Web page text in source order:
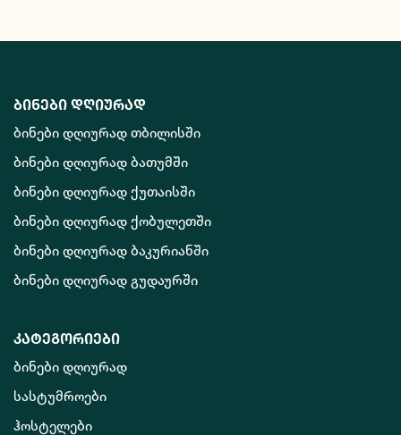
ბინები დღიურად
ბინები დღიურად თბილისში
ბინები დღიურად ბათუმში
ბინები დღიურად ქუთაისში
ბინები დღიურად ქობულეთში
ბინები დღიურად ბაკურიანში
ბინები დღიურად გუდაურში
კატეგორიები
ბინები დღიურად
სასტუმროები
ჰოსტელები